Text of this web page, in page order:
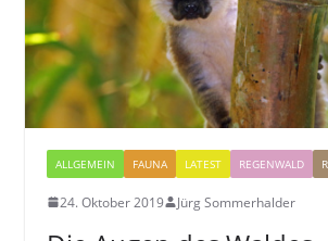
ALLGEMEIN FAUNA LATEST REGENWALD
24. Oktober 2019 Jürg Sommerhalder